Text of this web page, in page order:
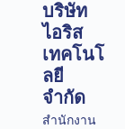
บริษัท
ไอริส
เทคโนโ
ลยี
จำกัด
สำนักงาน